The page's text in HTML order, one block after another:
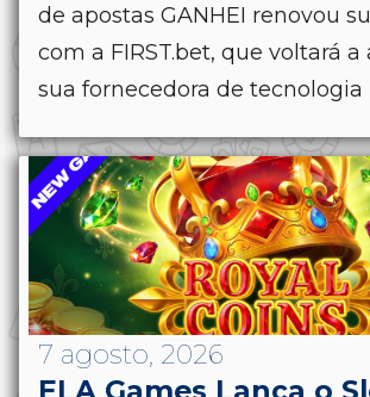
de apostas GANHEI renovou
com a FIRST.bet, que voltará
sua fornecedora de tecnologia
7 agosto, 2026
ELA Games Lança o